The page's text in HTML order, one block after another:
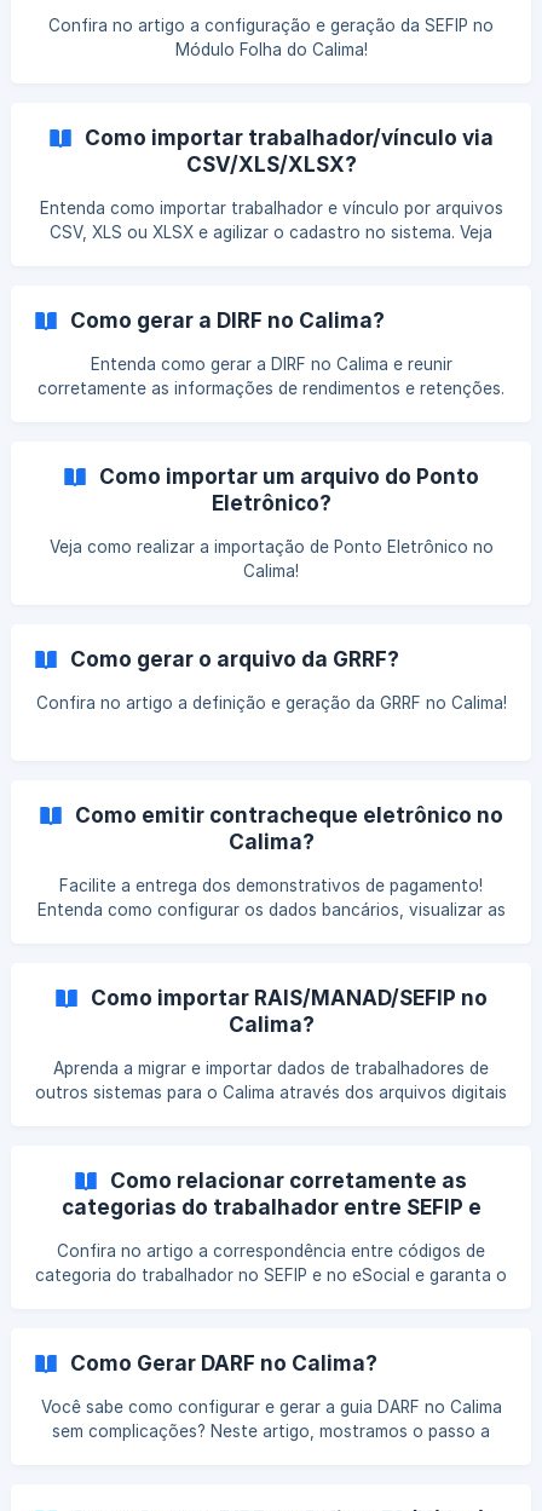
Confira no artigo a configuração e geração da SEFIP no
Módulo Folha do Calima!
Como importar trabalhador/vínculo via
CSV/XLS/XLSX?
Entenda como importar trabalhador e vínculo por arquivos
CSV, XLS ou XLSX e agilizar o cadastro no sistema. Veja
Como gerar a DIRF no Calima?
Entenda como gerar a DIRF no Calima e reunir
corretamente as informações de rendimentos e retenções.
Como importar um arquivo do Ponto
Eletrônico?
Veja como realizar a importação de Ponto Eletrônico no
Calima!
Como gerar o arquivo da GRRF?
Confira no artigo a definição e geração da GRRF no Calima!
Como emitir contracheque eletrônico no
Calima?
Facilite a entrega dos demonstrativos de pagamento!
Entenda como configurar os dados bancários, visualizar as
Como importar RAIS/MANAD/SEFIP no
Calima?
Aprenda a migrar e importar dados de trabalhadores de
outros sistemas para o Calima através dos arquivos digitais
Como relacionar corretamente as
categorias do trabalhador entre SEFIP e
Confira no artigo a correspondência entre códigos de
categoria do trabalhador no SEFIP e no eSocial e garanta o
Como Gerar DARF no Calima?
Você sabe como configurar e gerar a guia DARF no Calima
sem complicações? Neste artigo, mostramos o passo a